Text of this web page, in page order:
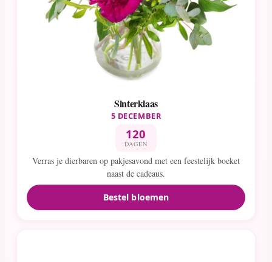
Sinterklaas
5 DECEMBER
120
DAGEN
Verras je dierbaren op pakjesavond met een feestelijk boeket
naast de cadeaus.
Bestel bloemen